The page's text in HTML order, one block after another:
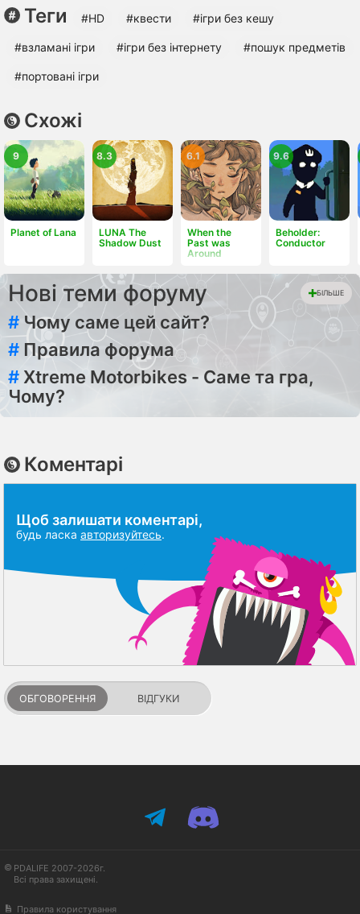
Теги #HD #квести #ігри без кешу
#взламані ігри #ігри без інтернету #пошук предметів
#портовані ігри
Схожі
Planet of Lana
9
LUNA The
Shadow Dust
8.3
When the
Past was
Around
6.1
Beholder:
Conductor
9.6
Нові теми форуму БІЛЬШЕ
# Чому саме цей сайт?
# Правила форума
# Xtreme Motorbikes - Саме та гра,
Чому?
Коментарі
Щоб залишати коментарі,
будь ласка авторизуйтесь.
ОБГОВОРЕННЯ ВІДГУКИ
PDALIFE 2007-2026г.
Всі права захищені.
Правила користування